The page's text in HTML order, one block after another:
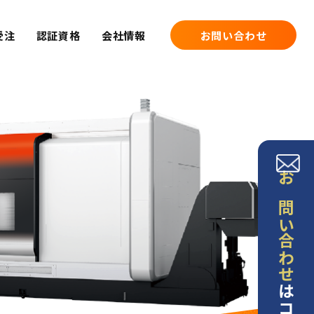
注 認証資格 会社情報 お問い合わせ
お問い合わせ